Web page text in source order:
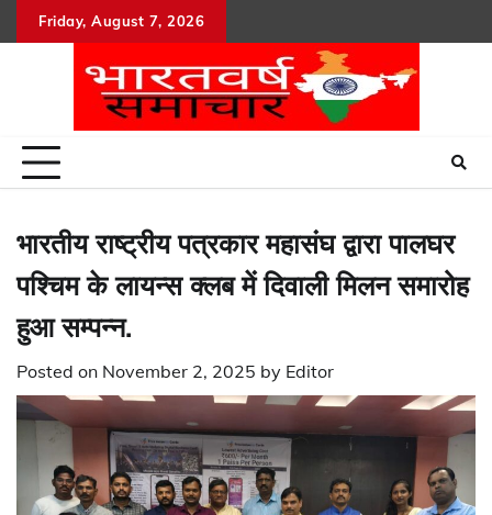
to
Friday, August 7, 2026
भारतीय राष्ट्रीय पत्रकार महासंघ द्वारा पालघर
पश्चिम के लायन्स क्लब में दिवाली मिलन समारोह
हुआ सम्पन्न.
Posted on November 2, 2025 by Editor